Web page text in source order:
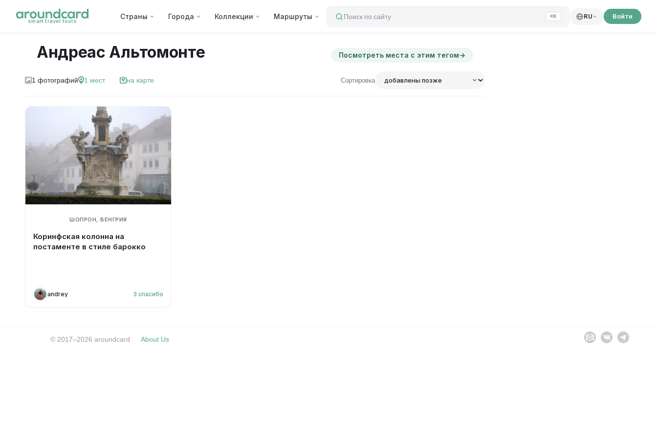
smart travel tools
Страны Города Коллекции Маршруты Поиск по сайту ⌘K RU Войти
Андреас Альтомонте Посмотреть места с этим тегом→
1 фотографий 1 мест на карте Сортировка
ШОПРОН, ВЕНГРИЯ
Коринфская колонна на
постаменте в стиле барокко
andrey 3 спасибо
© 2017–2026 aroundcard About Us